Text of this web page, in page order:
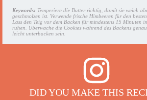
Keywords: Temperiere die Butter richtig, damit sie weich
geschmolzen ist. Verwende frische Himbeeren für den besten
Lass den Teig vor dem Backen für mindestens 15 Minuten
ruhen. Überwache die Cookies während des Backens
leicht unterbacken sein.
DID YOU MAKE THIS